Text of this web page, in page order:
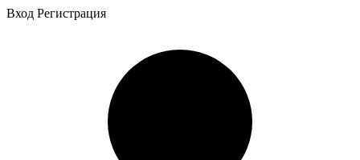
Вход Регистрация